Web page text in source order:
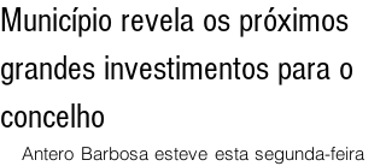
Município revela os próximos
grandes investimentos para o
concelho
Antero Barbosa esteve esta segunda-feira